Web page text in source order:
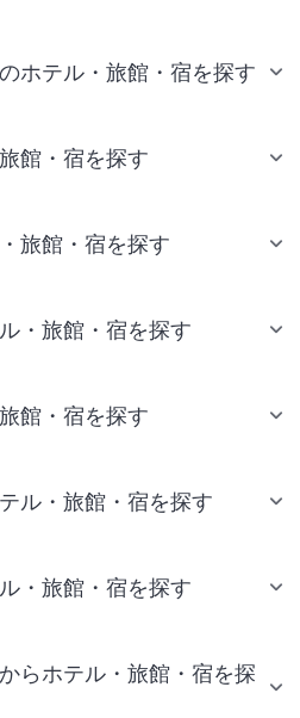
ホテル・旅館・宿を探す
館・宿を探す
旅館・宿を探す
・旅館・宿を探す
館・宿を探す
ル・旅館・宿を探す
・旅館・宿を探す
らホテル・旅館・宿を探